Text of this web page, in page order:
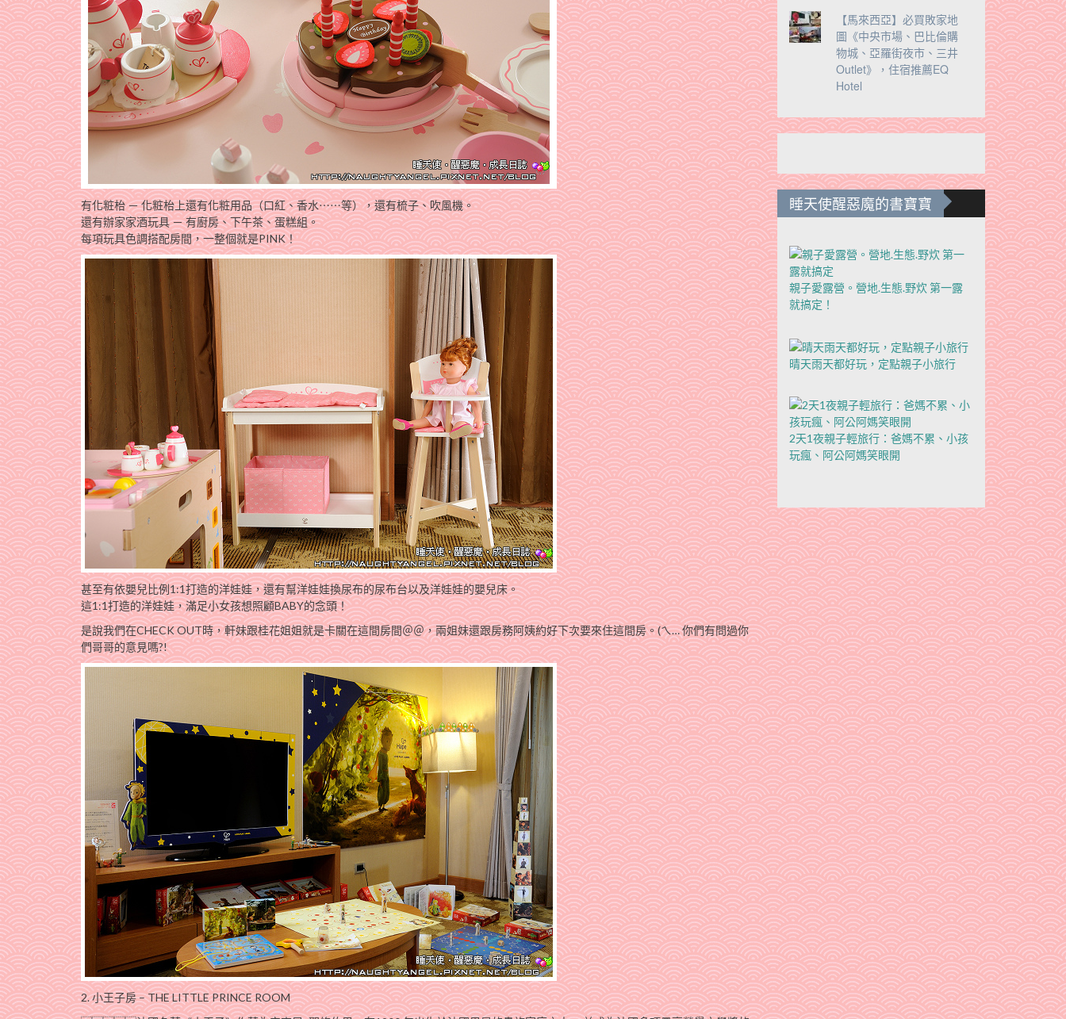
有化粧枱 － 化粧枱上還有化粧用品（口紅、香水⋯⋯等），還有梳子、吹風機。
還有辦家家酒玩具 － 有廚房、下午茶、蛋糕組。
每項玩具色調搭配房間，一整個就是PINK！
甚至有依嬰兒比例1:1打造的洋娃娃，還有幫洋娃娃換尿布的尿布台以及洋娃娃的嬰兒床。
這1:1打造的洋娃娃，滿足小女孩想照顧BABY的念頭！
是說我們在CHECK OUT時，軒妹跟桂花姐姐就是卡關在這間房間＠＠，兩姐妹還跟房務阿姨約好下次要來住這間房。(ㄟ… 你們有問過你
們哥哥的意見嗎?!
2. 小王子房 – THE LITTLE PRINCE ROOM
【馬來西亞】必買敗家地
圖《中央市場、巴比倫購
物城、亞羅街夜市、三井
Outlet》，住宿推薦EQ
Hotel
睡天使醒惡魔的書寶寶
親子愛露營。營地.生態.野炊 第一露
就搞定！
晴天雨天都好玩，定點親子小旅行
2天1夜親子輕旅行：爸媽不累、小孩
玩瘋、阿公阿媽笑眼開